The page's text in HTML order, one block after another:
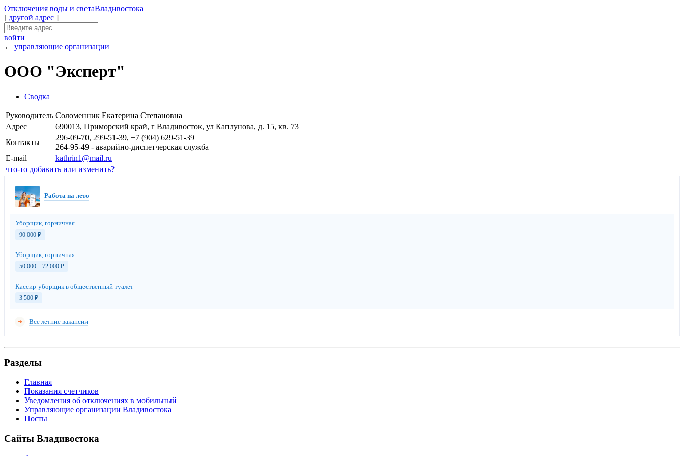
Отключения воды и светаВладивостока
[ другой адрес ]
войти
← управляющие организации
ООО "Эксперт"
Сводка
Руководитель Соломенник Екатерина Степановна
Адрес
690013, Приморский край, г Владивосток, ул Каплунова, д. 15, кв. 73
Контакты
296-09-70, 299-51-39, +7 (904) 629-51-39
264-95-49 - аварийно-диспетчерская служба
E-mail
kathrin1@mail.ru
что-то добавить или изменить?
Работа на лето
Уборщик, горничная
90 000 ₽
Уборщик, горничная
50 000 – 72 000 ₽
Кассир-уборщик в общественный туалет
3 500 ₽
Все летние вакансии
Разделы
Главная
Показания счетчиков
Уведомления об отключениях в мобильный
Управляющие организации Владивостока
Посты
Сайты Владивостока